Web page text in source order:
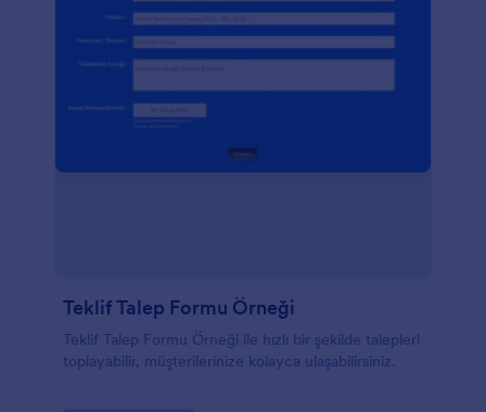
Teklif Talep Formu Örneği
Teklif Talep Formu Örneği ile hızlı bir şekilde talepleri
toplayabilir, müşterilerinize kolayca ulaşabilirsiniz.